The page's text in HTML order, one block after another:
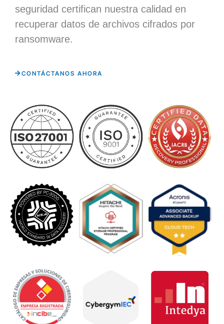
seguridad certifican nuestra calidad en
recuperar datos de archivos cifrados por
ransomware.
CONTÁCTANOS AHORA